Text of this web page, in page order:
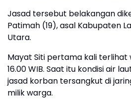
Jasad tersebut belakangan
Patimah (19), asal Kabupaten
Utara.
Mayat Siti pertama kali terlihat
16.00 WIB. Saat itu kondisi air
jasad korban tersangkut di
milik warga.